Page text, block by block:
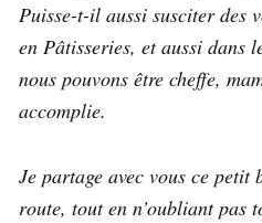
Puisse-t-il aussi susciter des
en Pâtisseries, et aussi dans
nous pouvons être cheffe,
accomplie.
Je partage avec vous ce
route, tout en n’oubliant pas